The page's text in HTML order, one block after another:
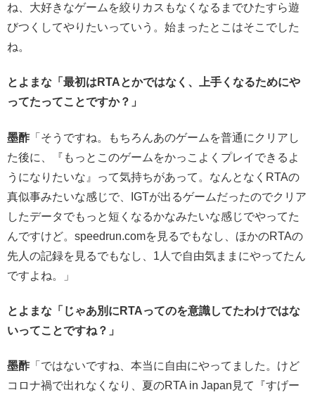
ね、大好きなゲームを絞りカスもなくなるまでひたすら遊
びつくしてやりたいっていう。始まったとこはそこでした
ね。
とよまな「最初はRTAとかではなく、上手くなるためにや
ってたってことですか？」
墨酢「そうですね。もちろんあのゲームを普通にクリアし
た後に、『もっとこのゲームをかっこよくプレイできるよ
うになりたいな』って気持ちがあって。なんとなくRTAの
真似事みたいな感じで、IGTが出るゲームだったのでクリア
したデータでもっと短くなるかなみたいな感じでやってた
んですけど。speedrun.comを見るでもなし、ほかのRTAの
先人の記録を見るでもなし、1人で自由気ままにやってたん
ですよね。」
とよまな「じゃあ別にRTAってのを意識してたわけではな
いってことですね？」
墨酢「ではないですね、本当に自由にやってました。けど
コロナ禍で出れなくなり、夏のRTA in Japan見て『すげー